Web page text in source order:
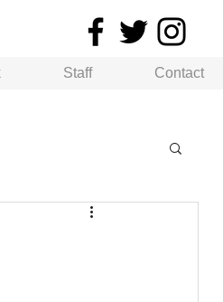
Staff Contact